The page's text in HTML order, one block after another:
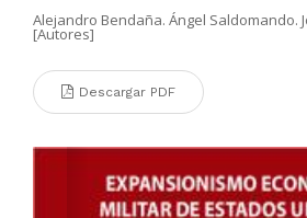
Alejandro Bendaña. Ángel Saldomando.
[Autores]
Descargar PDF